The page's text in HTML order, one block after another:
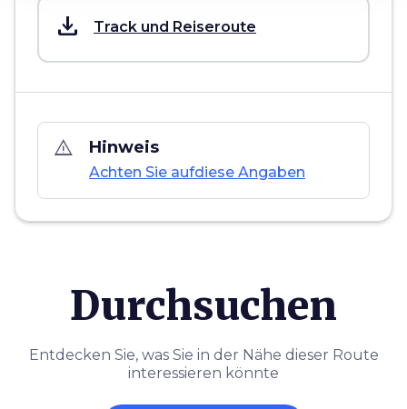
save_alt Track und Reiseroute
warning_amber Hinweis
Achten Sie aufdiese Angaben
Durchsuchen
Entdecken Sie, was Sie in der Nähe dieser Route
interessieren könnte